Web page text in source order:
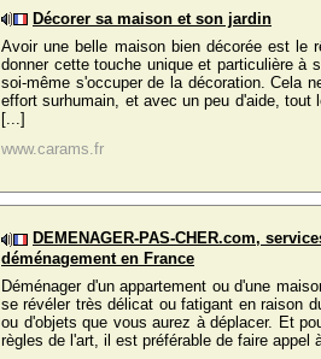
Décorer sa maison et son jardin
Avoir une belle maison bien décorée est le
donner cette touche unique et particulière à
soi-même s'occuper de la décoration. Cela
effort surhumain, et avec un peu d'aide, tout
[...]
www.carams.fr
DEMENAGER-PAS-CHER.com,
déménagement en France
Déménager d'un appartement ou d'une
se révéler très délicat ou fatigant en raison
ou d'objets que vous aurez à déplacer. Et
règles de l'art, il est préférable de faire appel